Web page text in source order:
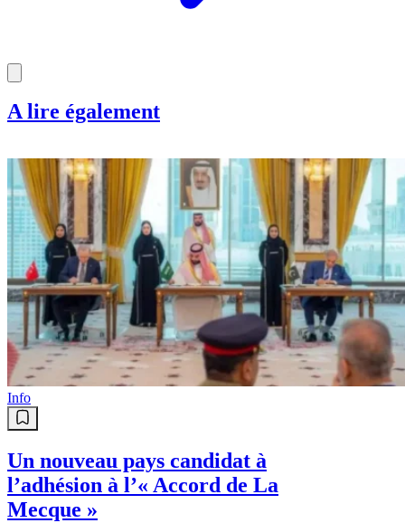
A lire également
Info
Un nouveau pays candidat à
l’adhésion à l’« Accord de La
Mecque »